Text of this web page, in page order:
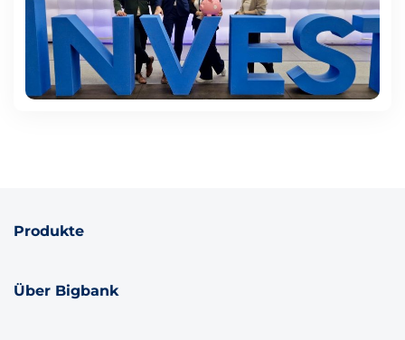
Produkte
Über Bigbank